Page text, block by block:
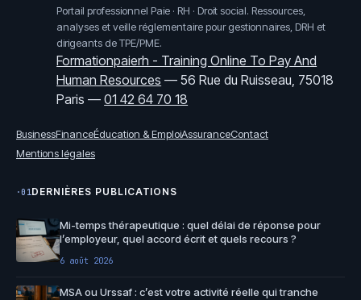
Portail professionnel Paie · RH · Droit social. Ressources,
analyses et veille réglementaire pour gestionnaires, DRH et
dirigeants de TPE/PME.
Formationpaierh - Training Online To Pay And
Human Resources —56 Rue du Ruisseau, 75018
Paris —01 42 64 70 18
BusinessFinanceÉducation & EmploiAssuranceContact
Mentions légales
·01DERNIÈRES PUBLICATIONS
Mi-temps thérapeutique : quel délai de réponse pour
l’employeur, quel accord écrit et quels recours ?
6 août 2026
MSA ou Urssaf : c’est votre activité réelle qui tranche